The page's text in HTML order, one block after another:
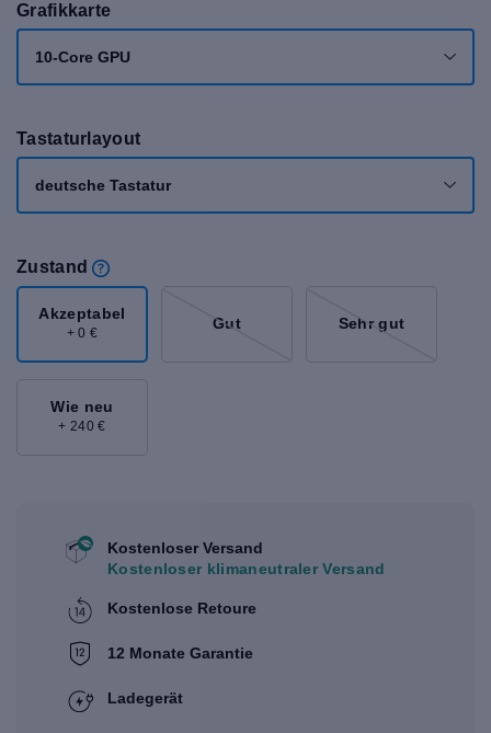
Grafikkarte
10-Core GPU
Tastaturlayout
deutsche Tastatur
Zustand
Akzeptabel
+ 0 €
Gut Sehr gut
Wie neu
+ 240 €
Kostenloser Versand
Kostenloser klimaneutraler Versand
Kostenlose Retoure
12 Monate Garantie
Ladegerät